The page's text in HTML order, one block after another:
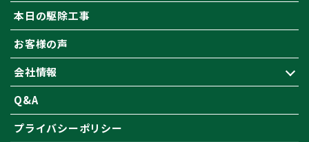
本日の駆除工事
お客様の声
会社情報
Q&A
プライバシーポリシー